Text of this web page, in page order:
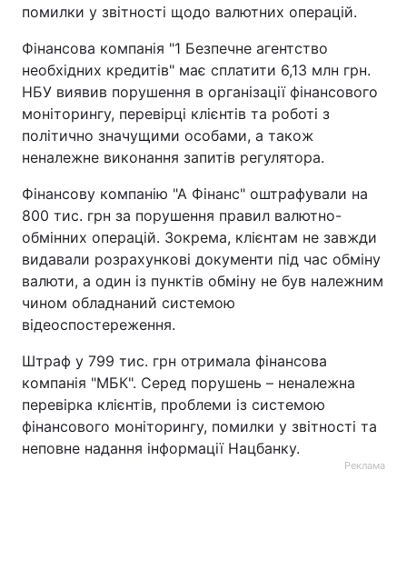
помилки у звітності щодо валютних операцій.
Фінансова компанія "1 Безпечне агентство
необхідних кредитів" має сплатити 6,13 млн грн.
НБУ виявив порушення в організації фінансового
моніторингу, перевірці клієнтів та роботі з
політично значущими особами, а також
неналежне виконання запитів регулятора.
Фінансову компанію "А Фінанс" оштрафували на
800 тис. грн за порушення правил валютно-
обмінних операцій. Зокрема, клієнтам не завжди
видавали розрахункові документи під час обміну
валюти, а один із пунктів обміну не був належним
чином обладнаний системою
відеоспостереження.
Штраф у 799 тис. грн отримала фінансова
компанія "МБК". Серед порушень – неналежна
перевірка клієнтів, проблеми із системою
фінансового моніторингу, помилки у звітності та
неповне надання інформації Нацбанку.
Реклама